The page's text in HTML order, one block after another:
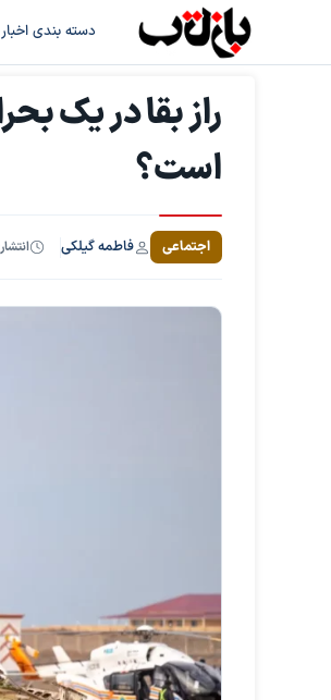
دسته بندی اخبار
راز بقا در یک
است؟
اجتماعی فاطمه گیلکی